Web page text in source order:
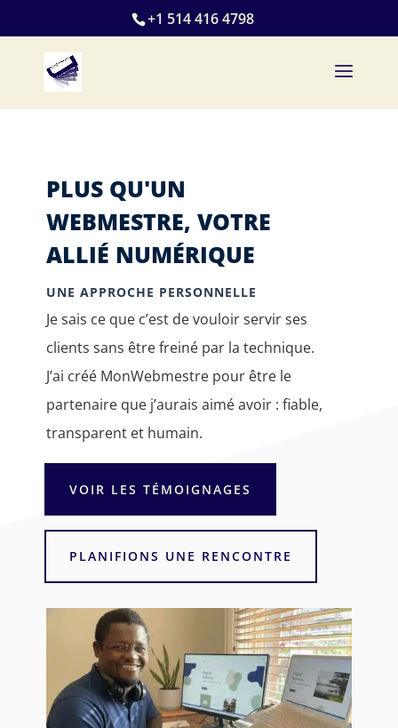
+1 514 416 4798
PLUS QU'UN
WEBMESTRE, VOTRE
ALLIÉ NUMÉRIQUE
UNE APPROCHE PERSONNELLE
Je sais ce que c’est de vouloir servir ses
clients sans être freiné par la technique.
J’ai créé MonWebmestre pour être le
partenaire que j’aurais aimé avoir : fiable,
transparent et humain.
VOIR LES TÉMOIGNAGES
PLANIFIONS UNE RENCONTRE